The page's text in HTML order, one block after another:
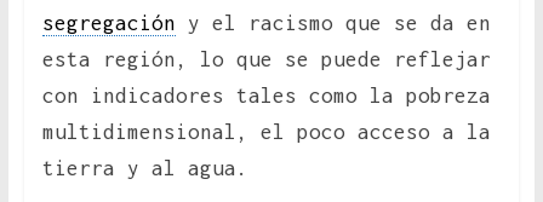
segregación y el racismo que se da en
esta región, lo que se puede reflejar
con indicadores tales como la pobreza
multidimensional, el poco acceso a la
tierra y al agua.